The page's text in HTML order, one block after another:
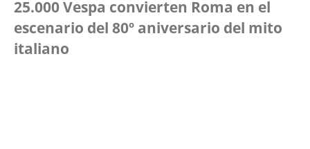
25.000 Vespa convierten Roma en el
escenario del 80º aniversario del mito
italiano